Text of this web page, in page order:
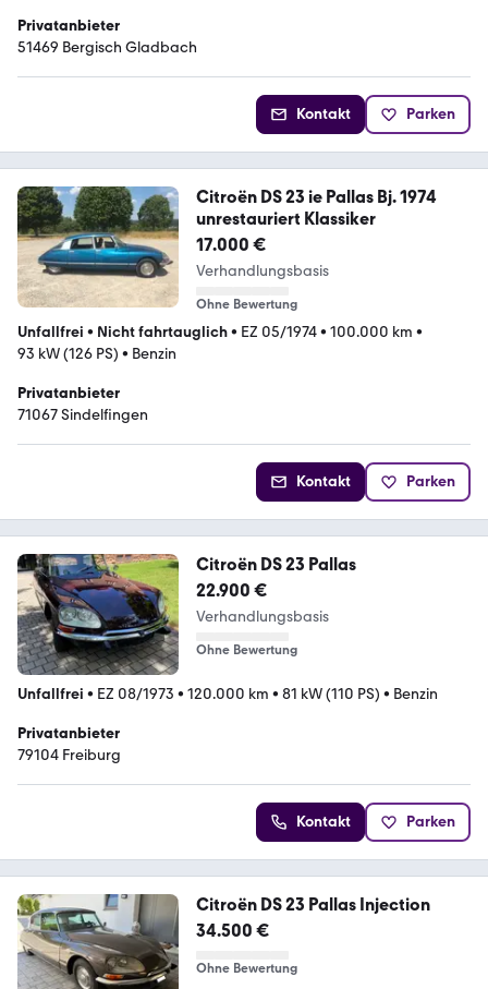
Privatanbieter
51469 Bergisch Gladbach
Kontakt Parken
Citroën DS 23 ie Pallas Bj. 1974
unrestauriert Klassiker
17.000 €
Verhandlungsbasis
Ohne Bewertung
Unfallfrei • Nicht fahrtauglich• EZ 05/1974• 100.000 km •
93 kW (126 PS) • Benzin
Privatanbieter
71067 Sindelfingen
Kontakt Parken
Citroën DS 23 Pallas
22.900 €
Verhandlungsbasis
Ohne Bewertung
Unfallfrei • EZ 08/1973 • 120.000 km • 81 kW (110 PS) • Benzin
Privatanbieter
79104 Freiburg
Kontakt Parken
Citroën DS 23 Pallas Injection
34.500 €
Ohne Bewertung